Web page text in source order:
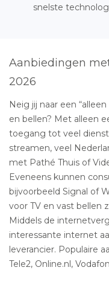
snelste
Aanbiedingen
2026
Neig jij naar een
en bellen? Met alleen
toegang tot veel
streamen, veel
met Pathé Thuis of
Eveneens kunnen
bijvoorbeeld Signal of
voor TV en vast bellen
Middels de
interessante internet
leverancier. Populaire
Tele2, Online.nl,